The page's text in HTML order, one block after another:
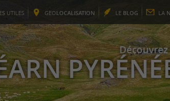
UTILES GEOLOCALISATION LE BLOG LA
Découvrez